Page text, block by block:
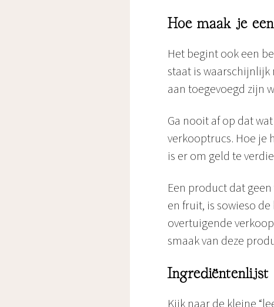
Hoe maak je
Het begint ook een
staat is waarschijnlijk
aan toegevoegd zijn
Ga nooit af op dat
verkooptrucs. Hoe je
is er om geld te
Een product dat
en fruit, is sowieso
overtuigende
smaak van deze
Ingrediëntenlijst